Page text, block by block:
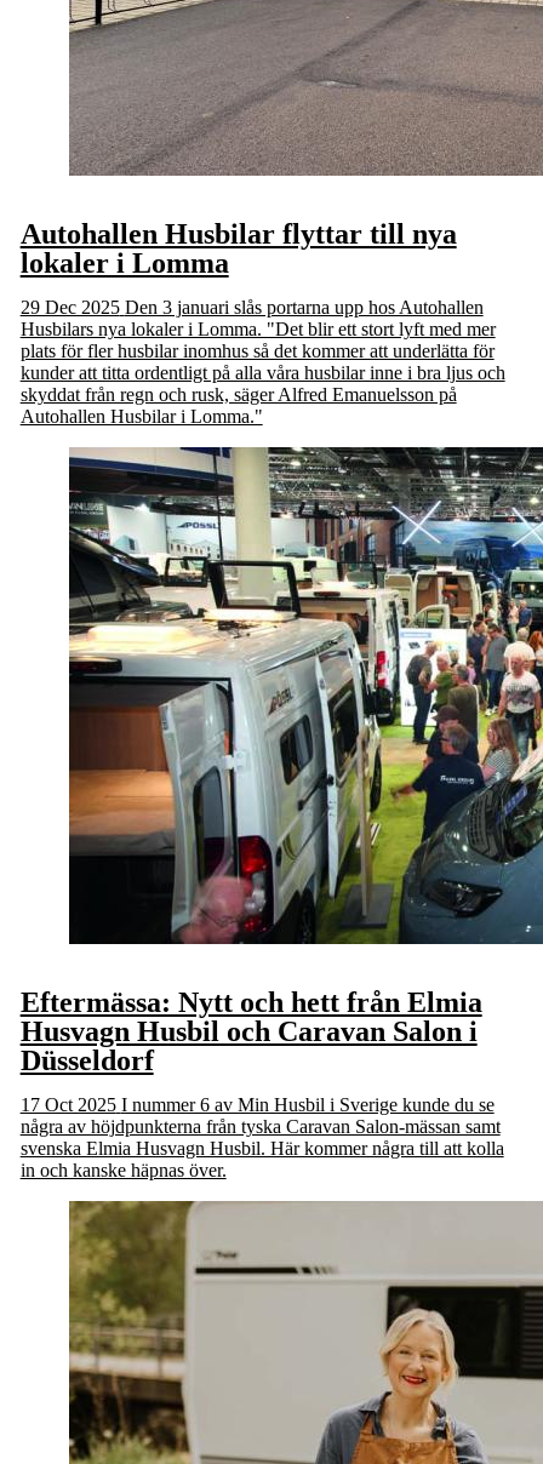
Autohallen Husbilar flyttar till nya
lokaler i Lomma
29 Dec 2025 Den 3 januari slås portarna upp hos Autohallen
Husbilars nya lokaler i Lomma. "Det blir ett stort lyft med mer
plats för fler husbilar inomhus så det kommer att underlätta för
kunder att titta ordentligt på alla våra husbilar inne i bra ljus och
skyddat från regn och rusk, säger Alfred Emanuelsson på
Autohallen Husbilar i Lomma."
Eftermässa: Nytt och hett från Elmia
Husvagn Husbil och Caravan Salon i
Düsseldorf
17 Oct 2025 I nummer 6 av Min Husbil i Sverige kunde du se
några av höjdpunkterna från tyska Caravan Salon-mässan samt
svenska Elmia Husvagn Husbil. Här kommer några till att kolla
in och kanske häpnas över.